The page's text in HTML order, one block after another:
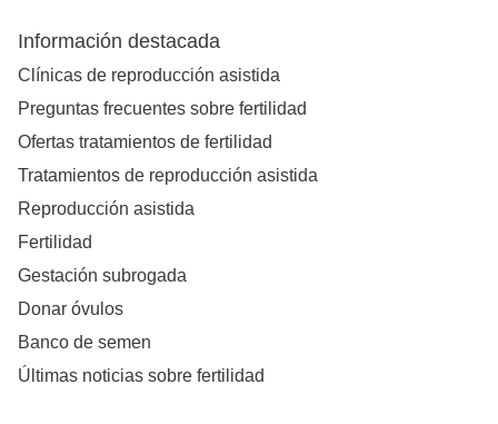
Información destacada
Clínicas de reproducción asistida
Preguntas frecuentes sobre fertilidad
Ofertas tratamientos de fertilidad
Tratamientos de reproducción asistida
Reproducción asistida
Fertilidad
Gestación subrogada
Donar óvulos
Banco de semen
Últimas noticias sobre fertilidad